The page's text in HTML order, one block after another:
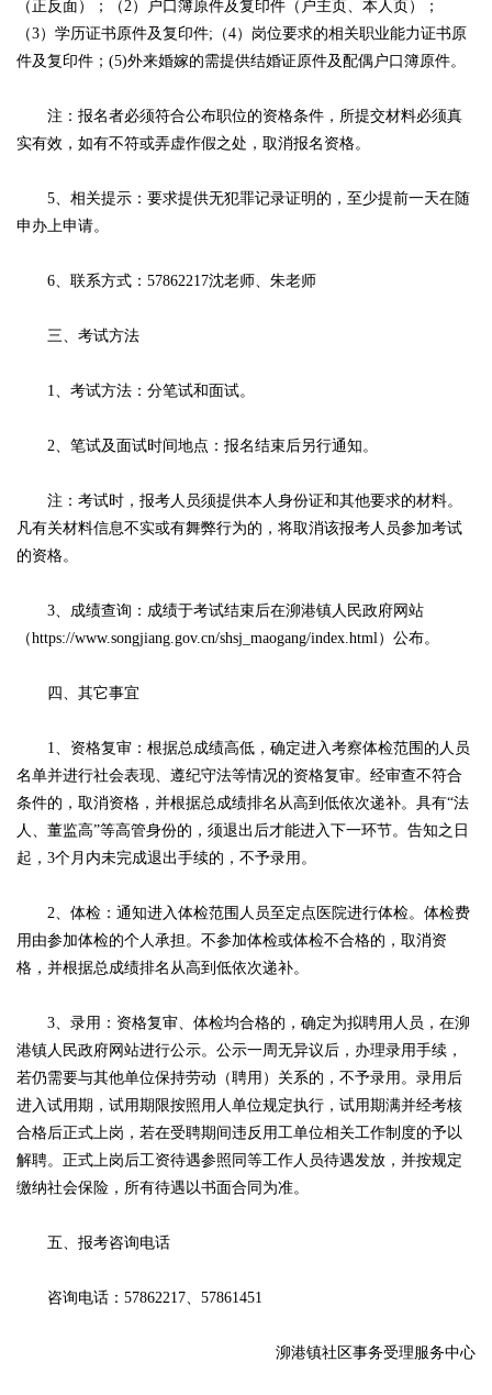
（正反面）；（2）户口簿原件及复印件（户主页、本人页）；
（3）学历证书原件及复印件;（4）岗位要求的相关职业能力证书原
件及复印件；(5)外来婚嫁的需提供结婚证原件及配偶户口簿原件。
注：报名者必须符合公布职位的资格条件，所提交材料必须真
实有效，如有不符或弄虚作假之处，取消报名资格。
5、相关提示：要求提供无犯罪记录证明的，至少提前一天在随
申办上申请。
6、联系方式：57862217沈老师、朱老师
三、考试方法
1、考试方法：分笔试和面试。
2、笔试及面试时间地点：报名结束后另行通知。
注：考试时，报考人员须提供本人身份证和其他要求的材料。
凡有关材料信息不实或有舞弊行为的，将取消该报考人员参加考试
的资格。
3、成绩查询：成绩于考试结束后在泖港镇人民政府网站
（https://www.songjiang.gov.cn/shsj_maogang/index.html）公布。
四、其它事宜
1、资格复审：根据总成绩高低，确定进入考察体检范围的人员
名单并进行社会表现、遵纪守法等情况的资格复审。经审查不符合
条件的，取消资格，并根据总成绩排名从高到低依次递补。具有“法
人、董监高”等高管身份的，须退出后才能进入下一环节。告知之日
起，3个月内未完成退出手续的，不予录用。
2、体检：通知进入体检范围人员至定点医院进行体检。体检费
用由参加体检的个人承担。不参加体检或体检不合格的，取消资
格，并根据总成绩排名从高到低依次递补。
3、录用：资格复审、体检均合格的，确定为拟聘用人员，在泖
港镇人民政府网站进行公示。公示一周无异议后，办理录用手续，
若仍需要与其他单位保持劳动（聘用）关系的，不予录用。录用后
进入试用期，试用期限按照用人单位规定执行，试用期满并经考核
合格后正式上岗，若在受聘期间违反用工单位相关工作制度的予以
解聘。正式上岗后工资待遇参照同等工作人员待遇发放，并按规定
缴纳社会保险，所有待遇以书面合同为准。
五、报考咨询电话
咨询电话：57862217、57861451
泖港镇社区事务受理服务中心